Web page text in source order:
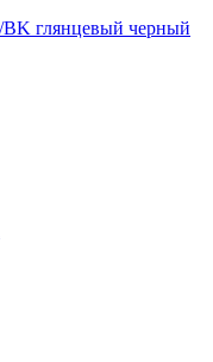
глянцевый черный